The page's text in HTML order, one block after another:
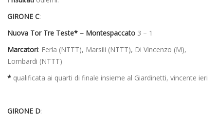
GIRONE C:
Nuova Tor Tre Teste* – Montespaccato 3 – 1
Marcatori: Ferla (NTTT), Marsili (NTTT), Di Vincenzo (M),
Lombardi (NTTT)
* qualificata ai quarti di finale insieme al Giardinetti, vincente ieri
GIRONE D: